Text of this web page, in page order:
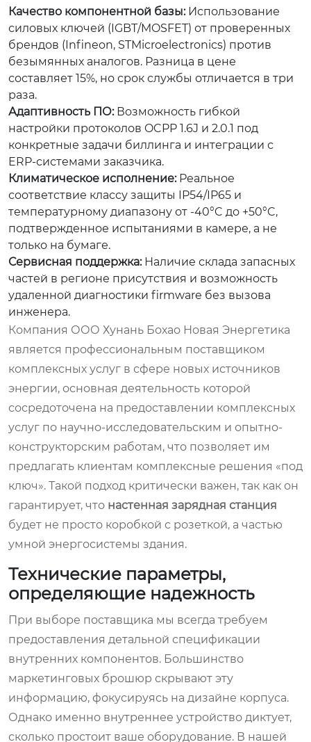
Качество компонентной базы:Использование
силовых ключей (IGBT/MOSFET) от проверенных
брендов (Infineon, STMicroelectronics) против
безымянных аналогов. Разница в цене
составляет 15%, но срок службы отличается в три
раза.
Адаптивность ПО:Возможность гибкой
настройки протоколов OCPP 1.6J и 2.0.1 под
конкретные задачи биллинга и интеграции с
ERP-системами заказчика.
Климатическое исполнение:Реальное
соответствие классу защиты IP54/IP65 и
температурному диапазону от -40°C до +50°C,
подтвержденное испытаниями в камере, а не
только на бумаге.
Сервисная поддержка:Наличие склада запасных
частей в регионе присутствия и возможность
удаленной диагностики firmware без вызова
инженера.
Компания ООО Хунань Бохао Новая Энергетика
является профессиональным поставщиком
комплексных услуг в сфере новых источников
энергии, основная деятельность которой
сосредоточена на предоставлении комплексных
услуг по научно-исследовательским и опытно-
конструкторским работам, что позволяет им
предлагать клиентам комплексные решения «под
ключ». Такой подход критически важен, так как он
гарантирует, что настенная зарядная станция
будет не просто коробкой с розеткой, а частью
умной энергосистемы здания.
Технические параметры,
определяющие надежность
При выборе поставщика мы всегда требуем
предоставления детальной спецификации
внутренних компонентов. Большинство
маркетинговых брошюр скрывают эту
информацию, фокусируясь на дизайне корпуса.
Однако именно внутреннее устройство диктует,
сколько простоит ваше оборудование. В нашей